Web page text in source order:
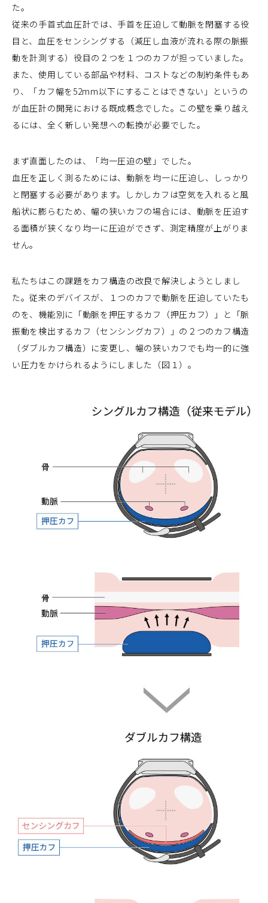
た。
従来の手首式血圧計では、手首を圧迫して動脈を閉塞する役
目と、血圧をセンシングする（減圧し血液が流れる際の脈振
動を計測する）役目の２つを１つのカフが担っていました。
また、使用している部品や材料、コストなどの制約条件もあ
り、「カフ幅を52mm以下にすることはできない」というの
が血圧計の開発における既成概念でした。この壁を乗り越え
るには、全く新しい発想への転換が必要でした。
まず直面したのは、「均一圧迫の壁」でした。
血圧を正しく測るためには、動脈を均一に圧迫し、しっかり
と閉塞する必要があります。しかしカフは空気を入れると風
船状に膨らむため、幅の狭いカフの場合には、動脈を圧迫す
る面積が狭くなり均一に圧迫ができず、測定精度が上がりま
せん。
私たちはこの課題をカフ構造の改良で解決しようとしまし
た。従来のデバイスが、１つのカフで動脈を圧迫していたも
のを、機能別に「動脈を押圧するカフ（押圧カフ）」と「脈
振動を検出するカフ（センシングカフ）」の２つのカフ構造
（ダブルカフ構造）に変更し、幅の狭いカフでも均一的に強
い圧力をかけられるようにしました（図１）。